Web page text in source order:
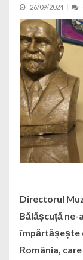
26/09/2024
Directorul
Bălășcuță ne-
împărtășește
România,